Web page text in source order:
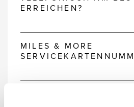
ERREICHEN?
MILES & MORE